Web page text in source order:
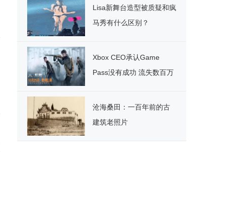
Lisa新舞台造型被质疑和疯
马秀有什么区别？
Xbox CEO承认Game
Pass没有成功 流失数百万
沧海桑田：一百年前的古
建筑老照片